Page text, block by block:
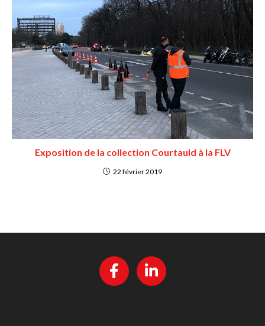
Exposition de la collection Courtauld à la FLV
22 février 2019